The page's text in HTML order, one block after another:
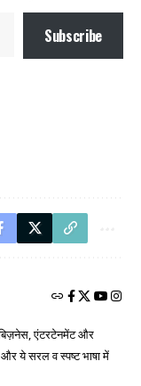
Subscribe
एंटरटेनमेंट और
और ये सरल व स्पष्ट भाषा में